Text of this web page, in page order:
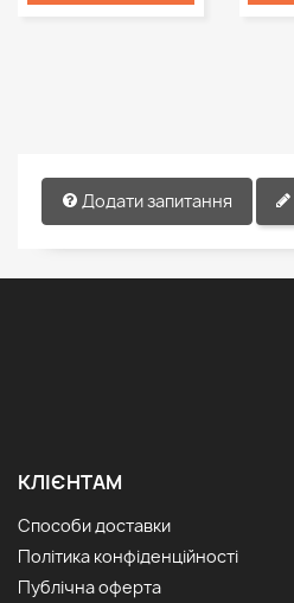
Додати запитання
КЛІЄНТАМ
Способи доставки
Політика конфіденційності
Публічна оферта